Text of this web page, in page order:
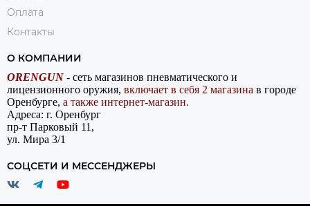
Оплата
Контакты
О КОМПАНИИ
ORENGUN - сеть магазинов пневматического и
лицензионного оружия, включает в себя 2 магазина в городе
Оренбурге, а также интернет-магазин.
Адреса: г. Оренбург
пр-т Парковый 11,
ул. Мира 3/1
СОЦСЕТИ И МЕССЕНДЖЕРЫ